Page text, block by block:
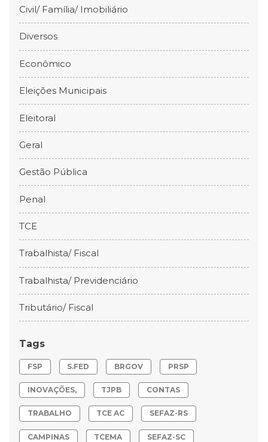
Civil/ Família/ Imobiliário
Diversos
Econômico
Eleições Municipais
Eleitoral
Geral
Gestão Pública
Penal
TCE
Trabalhista/ Fiscal
Trabalhista/ Previdenciário
Tributário/ Fiscal
Tags
FSP S.FED BRGOV PRSP
INOVAÇÕES, TJPB CONTAS
TRABALHO TCE AC SEFAZ-RS
CAMPINAS TCEMA SEFAZ-SC